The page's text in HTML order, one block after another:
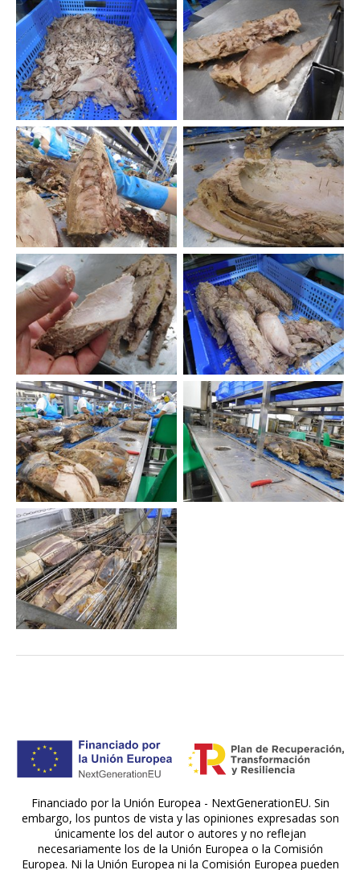
Financiado por la Unión Europea - NextGenerationEU. Sin
embargo, los puntos de vista y las opiniones expresadas son
únicamente los del autor o autores y no reflejan
necesariamente los de la Unión Europea o la Comisión
Europea. Ni la Unión Europea ni la Comisión Europea pueden